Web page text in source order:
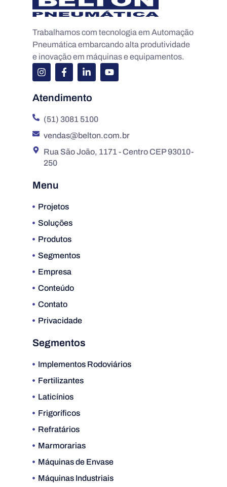
Trabalhamos com tecnologia em Automação
Pneumática embarcando alta produtividade
e inovação em máquinas e equipamentos.
Menu
Projetos
Soluções
Produtos
Segmentos
Empresa
Conteúdo
Contato
Privacidade
Segmentos
Implementos Rodoviários
Fertilizantes
Laticínios
Frigoríficos
Refratários
Marmorarias
Máquinas de Envase
Máquinas Industriais
Atendimento
(51) 3081 5100
vendas@belton.com.br
Rua São João, 1171 - Centro CEP 93010-
250